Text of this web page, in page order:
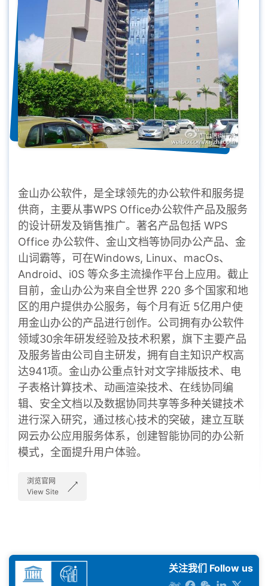
金山办公软件，是全球领先的办公软件和服务提
供商，主要从事WPS Office办公软件产品及服务
的设计研发及销售推广。著名产品包括 WPS
Office 办公软件、金山文档等协同办公产品、金
山词霸等，可在Windows, Linux、macOs、
Android、i0S 等众多主流操作平台上应用。截止
目前，金山办公为来自全世界 220 多个国家和地
区的用户提供办公服务，每个月有近 5亿用户使
用金山办公的产品进行创作。公司拥有办公软件
领域30余年研发经验及技术积累，旗下主要产品
及服务皆由公司自主研发，拥有自主知识产权高
达941项。金山办公重点针对文字排版技术、电
子表格计算技术、动画渲染技术、在线协同编
辑、安全文档以及数据协同共享等多种关键技术
进行深入研究，通过核心技术的突破，建立互联
网云办公应用服务体系，创建智能协同的办公新
模式，全面提升用户体验。
浏览官网
View Site
关注我们 Follow us